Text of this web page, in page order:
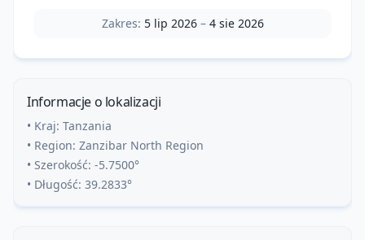
Zakres: 5 lip 2026– 4 sie 2026
Informacje o lokalizacji
• Kraj: Tanzania
• Region: Zanzibar North Region
• Szerokość: -5.7500°
• Długość: 39.2833°